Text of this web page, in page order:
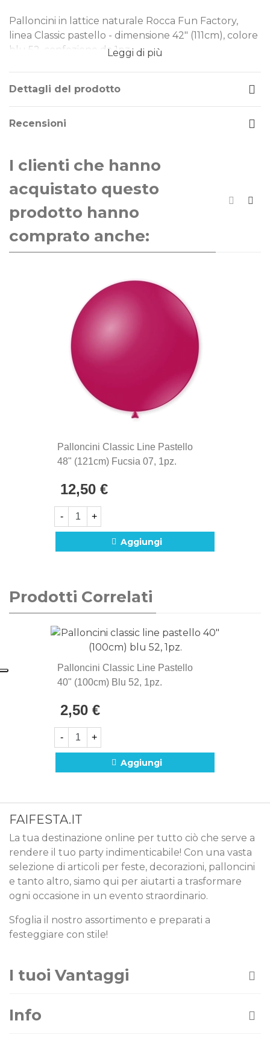
Palloncini in lattice naturale Rocca Fun Factory,
linea Classic pastello - dimensione 42" (111cm), colore
blu 52, confezione da 1pz.
Dimensione: 42" (111cm)
Tipo Colore: pastello
Gonfiaggio: aria o elio
rendendoli una scelta ideale per ogni evento.
Perfetti per decorazioni di piccole e grandi
dimensioni, offrono qualità e versatilità in ogni
occasione.
La linea di palloncini Classic Line sono gli storici
palloncini Rocca Fun Factory, prodotti in Italia dal
1902. Si distinguono per la qualità eccezionale e la
artigianale e attenzione ai dettagli.
Leggi di più
Dettagli del prodotto
Recensioni
I clienti che hanno
acquistato questo
prodotto hanno
comprato anche:
Palloncini Classic Line Pastello
48" (121cm) Fucsia 07, 1pz.
12,50 €
- +
Aggiungi
Prodotti Correlati
Palloncini Classic Line Pastello
40" (100cm) Blu 52, 1pz.
2,50 €
- +
Aggiungi
FAIFESTA.IT
La tua destinazione online per tutto ciò che serve a
rendere il tuo party indimenticabile! Con una vasta
selezione di articoli per feste, decorazioni, palloncini
e tanto altro, siamo qui per aiutarti a trasformare
ogni occasione in un evento straordinario.
Sfoglia il nostro assortimento e preparati a
festeggiare con stile!
I tuoi Vantaggi
Info